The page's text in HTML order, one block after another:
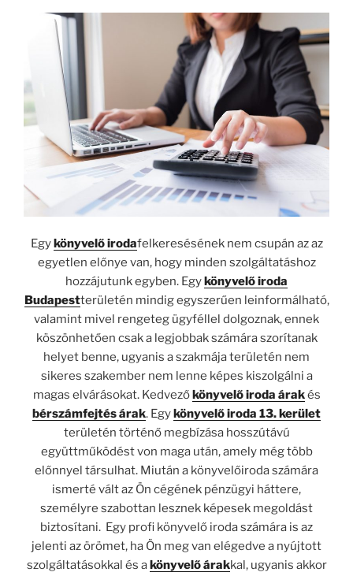
Egy könyvelő irodafelkeresésének nem csupán az az
egyetlen előnye van, hogy minden szolgáltatáshoz
hozzájutunk egyben. Egy könyvelő iroda
Budapestterületén mindig egyszerűen leinformálható,
valamint mivel rengeteg ügyféllel dolgoznak, ennek
köszönhetően csak a legjobbak számára szorítanak
helyet benne, ugyanis a szakmája területén nem
sikeres szakember nem lenne képes kiszolgálni a
magas elvárásokat. Kedvező könyvelő iroda árakés
bérszámfejtés árak. Egy könyvelő iroda 13. kerület
területén történő megbízása hosszútávú
együttműködést von maga után, amely még több
előnnyel társulhat. Miután a könyvelőiroda számára
ismerté vált az Ön cégének pénzügyi háttere,
személyre szabottan lesznek képesek megoldást
biztosítani. Egy profi könyvelő iroda számára is az
jelenti az örömet, ha Ön meg van elégedve a nyújtott
szolgáltatásokkal és a könyvelő árakkal, ugyanis akkor